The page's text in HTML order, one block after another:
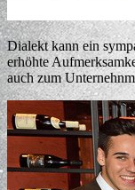
Dialekt kann ein
erhöhte
auch zum